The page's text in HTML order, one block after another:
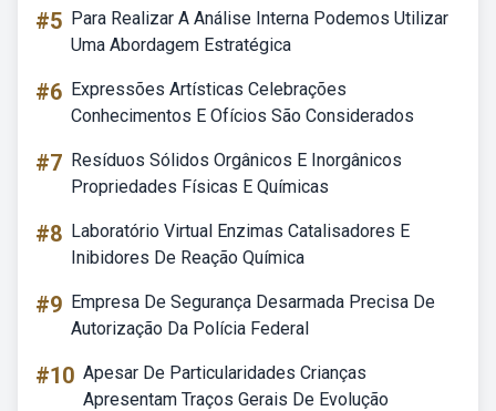
#5 Para Realizar A Análise Interna Podemos Utilizar
Uma Abordagem Estratégica
#6 Expressões Artísticas Celebrações
Conhecimentos E Ofícios São Considerados
#7 Resíduos Sólidos Orgânicos E Inorgânicos
Propriedades Físicas E Químicas
#8 Laboratório Virtual Enzimas Catalisadores E
Inibidores De Reação Química
#9 Empresa De Segurança Desarmada Precisa De
Autorização Da Polícia Federal
#10 Apesar De Particularidades Crianças
Apresentam Traços Gerais De Evolução